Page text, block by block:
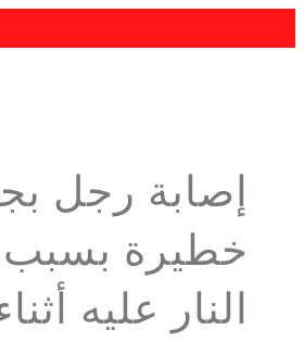
إصابة رجل
خطيرة بسبب
النار عليه